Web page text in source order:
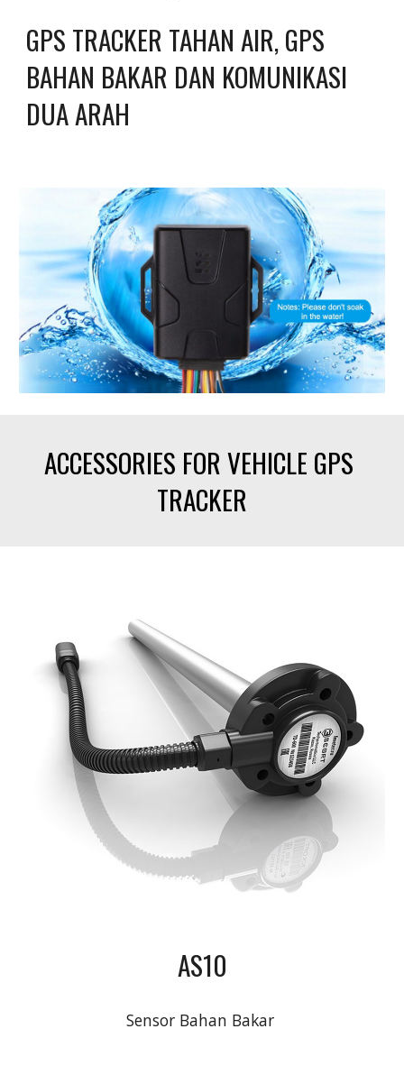
GPS TRACKER TAHAN AIR, GPS
BAHAN BAKAR DAN KOMUNIKASI
DUA ARAH
ACCESSORIES FOR VEHICLE GPS
TRACKER
AS10
Sensor Bahan Bakar